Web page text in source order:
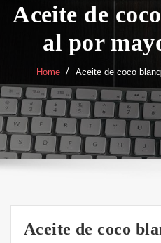
Aceite de
al por
Home Aceite de coco
Aceite de coco